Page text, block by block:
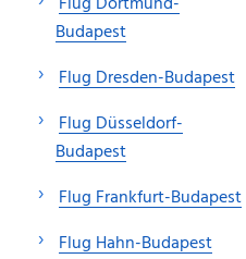
Budapest
Flug Dresden-Budapest
Flug Düsseldorf-
Budapest
Flug Frankfurt-Budapest
Flug Hahn-Budapest